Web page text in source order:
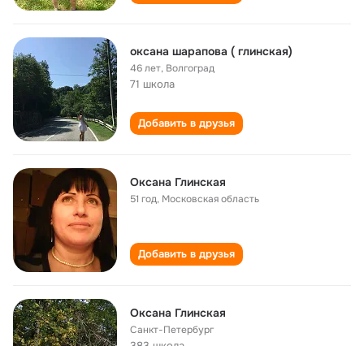
оксана шарапова ( глинская)
46 лет, Волгоград
71 школа
Добавить в друзья
Оксана Глинская
51 год, Московская область
Добавить в друзья
Оксана Глинская
Санкт-Петербург